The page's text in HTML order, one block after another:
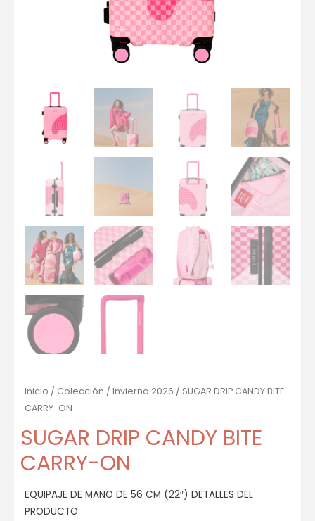
Inicio / Colección / Invierno 2026 / SUGAR DRIP CANDY BITE
CARRY-ON
SUGAR DRIP CANDY BITE
CARRY-ON
EQUIPAJE DE MANO DE 56 CM (22″) DETALLES DEL
PRODUCTO